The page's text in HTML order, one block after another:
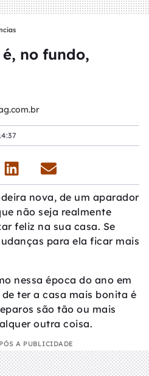
no fundo,
nova, de um aparador
não seja realmente
feliz na sua casa. Se
para ela ficar mais
nessa época do ano em
ter a casa mais bonita é
são tão ou mais
outra coisa.
A PUBLICIDADE